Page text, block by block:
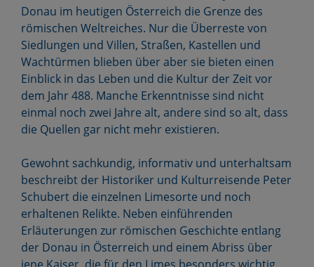
Donau im heutigen Österreich die Grenze des
römischen Weltreiches. Nur die Überreste von
Siedlungen und Villen, Straßen, Kastellen und
Wachtürmen blieben über aber sie bieten einen
Einblick in das Leben und die Kultur der Zeit vor
dem Jahr 488. Manche Erkenntnisse sind nicht
einmal noch zwei Jahre alt, andere sind so alt, dass
die Quellen gar nicht mehr existieren.
Gewohnt sachkundig, informativ und unterhaltsam
beschreibt der Historiker und Kulturreisende Peter
Schubert die einzelnen Limesorte und noch
erhaltenen Relikte. Neben einführenden
Erläuterungen zur römischen Geschichte entlang
der Donau in Österreich und einem Abriss über